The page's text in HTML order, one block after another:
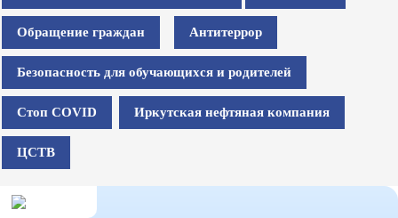
Обращение граждан Антитеррор
Безопасность для обучающихся и родителей
Стоп COVID Иркутская нефтяная компания
ЦСТВ